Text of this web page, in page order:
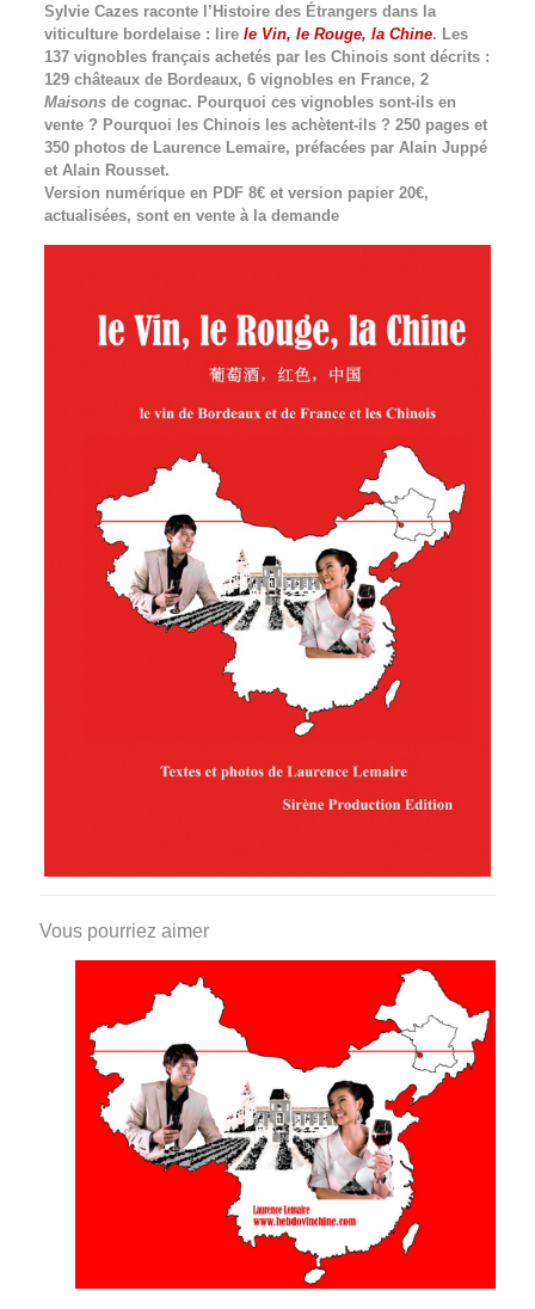
Sylvie Cazes raconte l’Histoire des Étrangers dans la
viticulture bordelaise : lire le Vin, le Rouge, la Chine. Les
137 vignobles français achetés par les Chinois sont décrits :
129 châteaux de Bordeaux, 6 vignobles en France, 2
Maisonsde cognac. Pourquoi ces vignobles sont-ils en
vente ? Pourquoi les Chinois les achètent-ils ? 250 pages et
350 photos de Laurence Lemaire, préfacées par Alain Juppé
et Alain Rousset.
Version numérique en PDF 8€ et version papier 20€,
actualisées, sont en vente à la demande
Vous pourriez aimer